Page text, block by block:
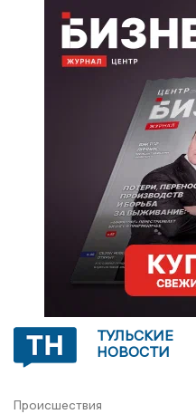
ТУЛЬСКИЕ
НОВОСТИ
Происшествия